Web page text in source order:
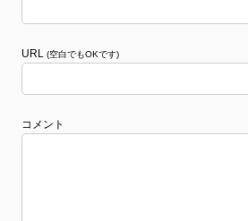
URL (空白でもOKです)
コメント